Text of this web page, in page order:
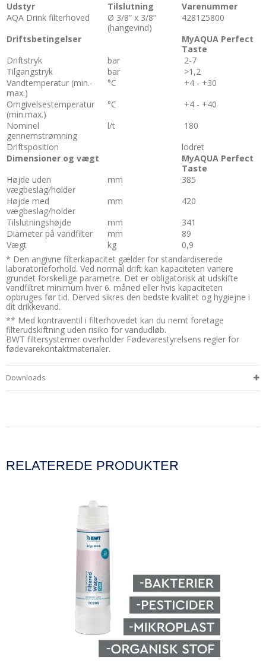
Udstyr
Tilslutning
Varenummer
AQA Drink filterhoved
Ø 3/8“ x 3/8“
(hangevind)
428125800
Driftsbetingelser
MyAQUA Perfect
Taste
Driftstryk
bar
2-7
Tilgangstryk
bar
>1,2
Vandtemperatur (min.-
max.)
°C
+4 - +30
Omgivelsestemperatur
(min.max.)
°C
+4 - +40
Nominel
gennemstrømning
l/t
180
Driftsposition
lodret
Dimensioner og vægt
MyAQUA Perfect
Taste
Højde uden
vægbeslag/holder
mm
385
Højde med
vægbeslag/holder
mm
420
Tilslutningshøjde
mm
341
Diameter på vandfilter
mm
89
Vægt
kg
0,9
* Den angivne filterkapacitet gælder for standardiserede
laboratorieforhold. Ved normal drift kan kapaciteten variere
grundet forskellige parametre. Det er obligatorisk at udskifte
vandfiltret minimum hver 6. måned eller hvis kapaciteten
opbruges før tid. Derved sikres den bedste kvalitet og hygiejne i
dit drikkevand.
** Med kontraventil i filterhovedet kan du nemt foretage
filterudskiftning uden risiko for vandudløb.
BWT filtersystemer overholder Fødevarestyrelsens regler for
fødevarekontaktmaterialer.
Downloads
RELATEREDE PRODUKTER